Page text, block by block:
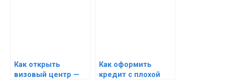
Как открыть
визовый центр —
Как оформить
кредит с плохой